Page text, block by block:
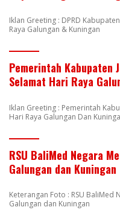
Iklan Greeting : DPRD
Raya Galungan & Kuningan
Pemerintah Kabupaten
Selamat Hari Raya
Iklan Greeting : Pemerintah
Hari Raya Galungan Dan
RSU BaliMed Negara
Galungan dan Kuningan
Keterangan Foto : RSU BaliMed
Galungan dan Kuningan